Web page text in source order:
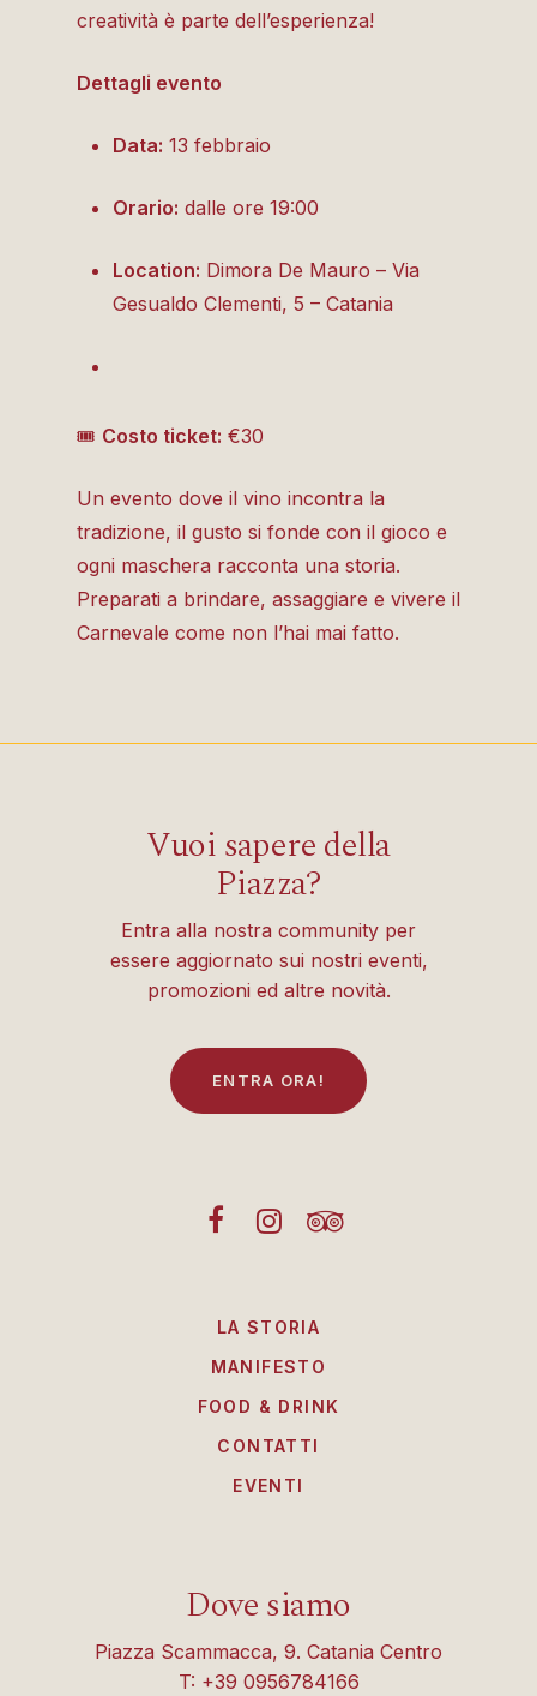
creatività è parte dell’esperienza!
Dettagli evento
Data: 13 febbraio
Orario: dalle ore 19:00
Location: Dimora De Mauro – Via
Gesualdo Clementi, 5 – Catania
🎟 Costo ticket: €30
Un evento dove il vino incontra la
tradizione, il gusto si fonde con il gioco e
ogni maschera racconta una storia.
Preparati a brindare, assaggiare e vivere il
Carnevale come non l’hai mai fatto.
Vuoi sapere della
Piazza?
Entra alla nostra community per
essere aggiornato sui nostri eventi,
promozioni ed altre novità.
EN TRA ORA!
LA STORIA
MANIFESTO
FOOD & DRINK
CONTATTI
EVENTI
Dove siamo
Piazza Scammacca, 9. Catania Centro
T: +39 0956784166